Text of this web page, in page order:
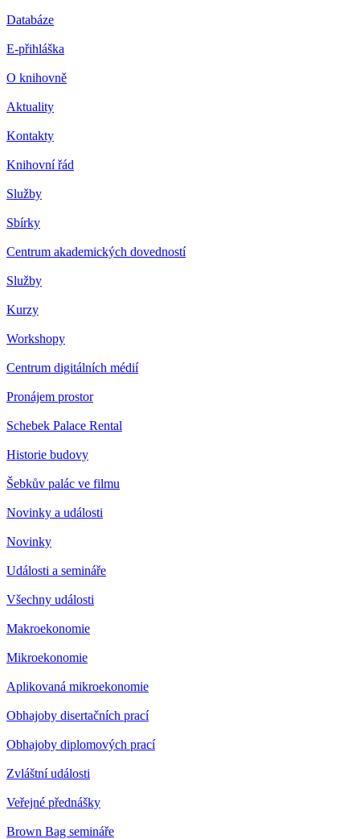
Databáze
E-přihláška
O knihovně
Aktuality
Kontakty
Knihovní řád
Služby
Sbírky
Centrum akademických dovedností
Služby
Kurzy
Workshopy
Centrum digitálních médií
Pronájem prostor
Schebek Palace Rental
Historie budovy
Šebkův palác ve filmu
Novinky a události
Novinky
Události a semináře
Všechny události
Makroekonomie
Mikroekonomie
Aplikovaná mikroekonomie
Obhajoby disertačních prací
Obhajoby diplomových prací
Zvláštní události
Veřejné přednášky
Brown Bag semináře